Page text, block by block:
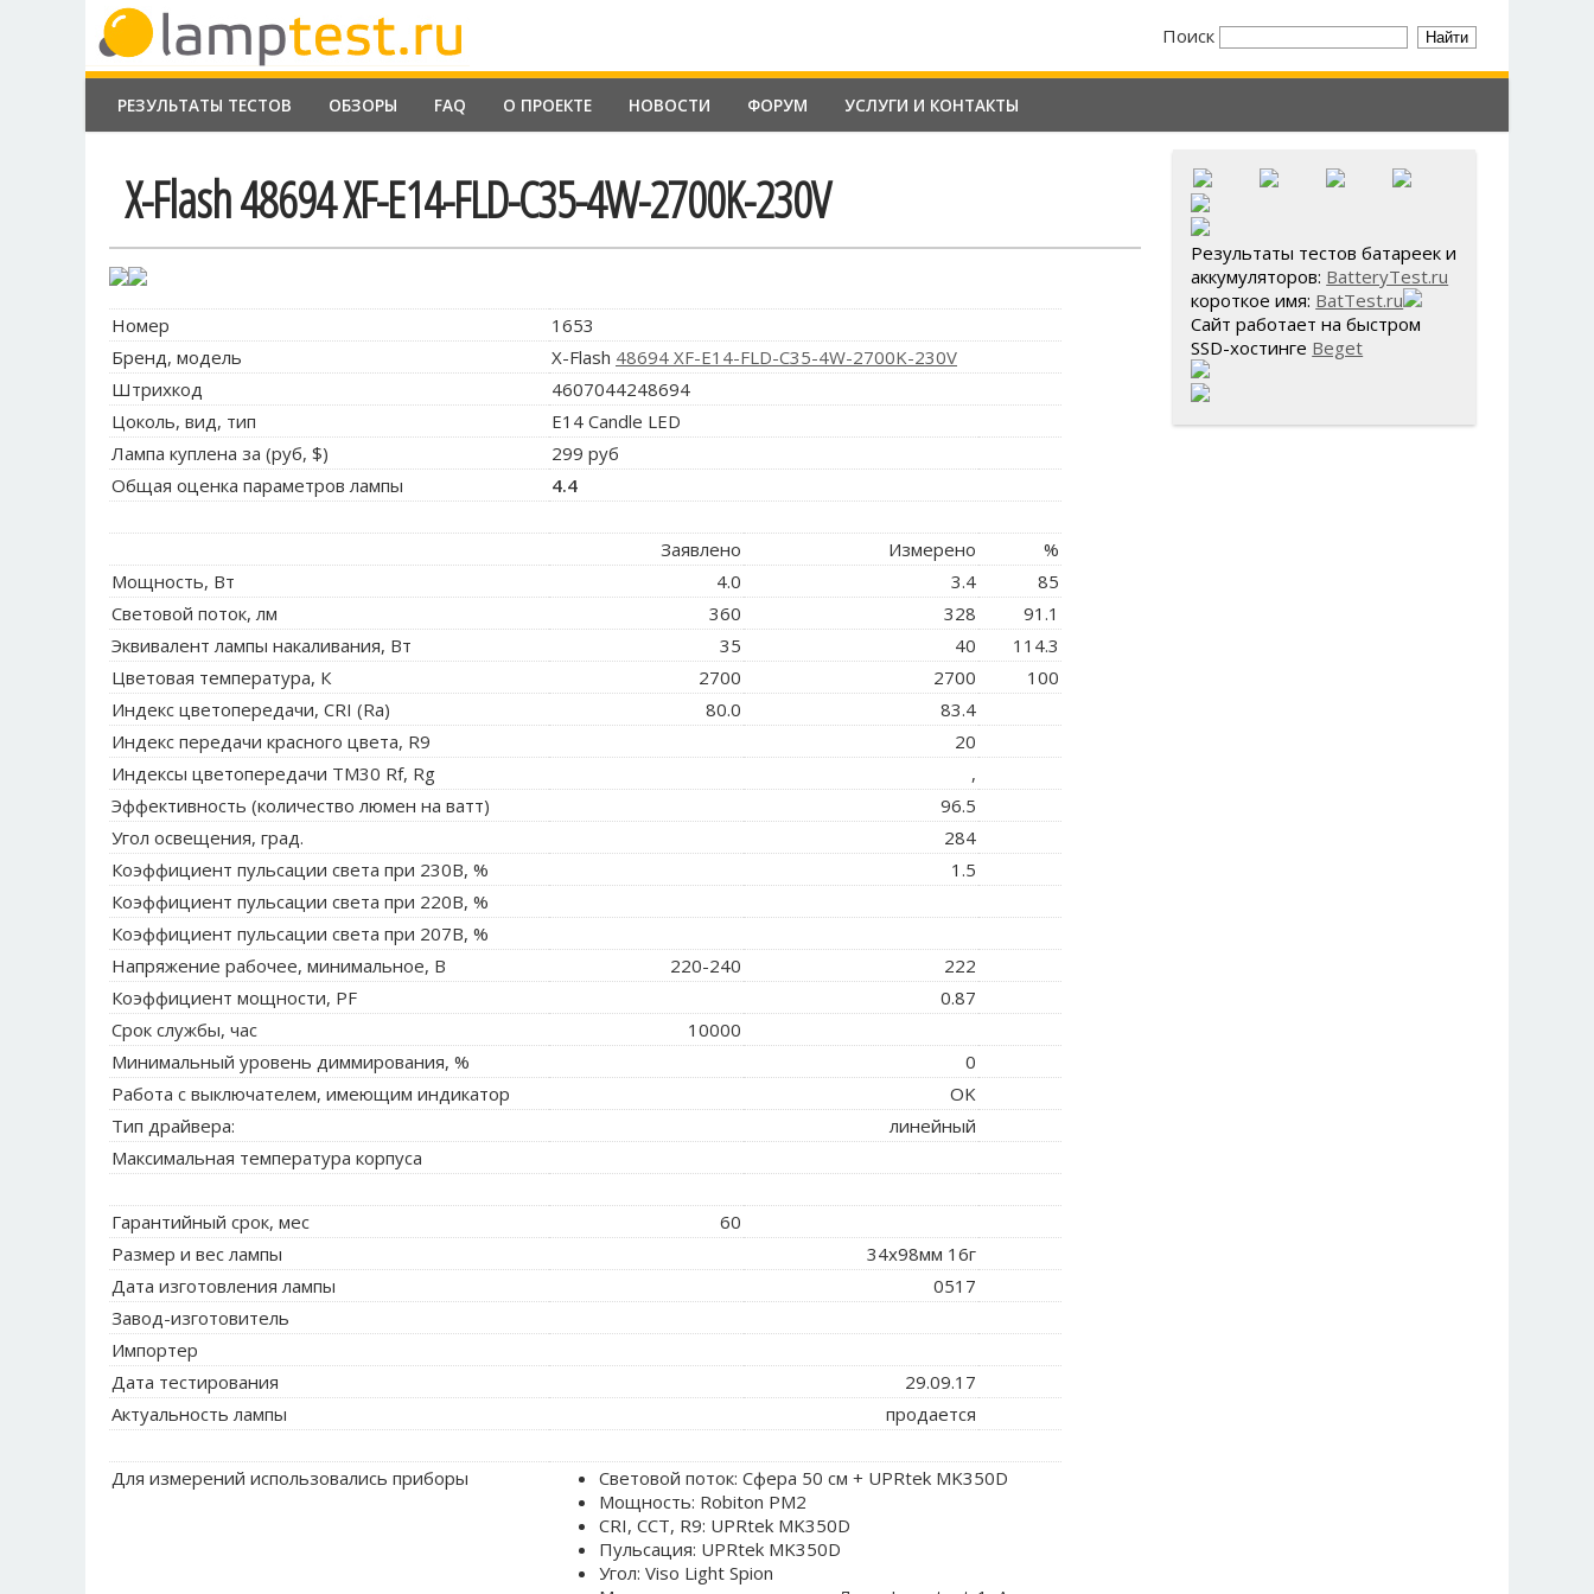
Поиск
РЕЗУЛЬТАТЫ ТЕСТОВ ОБЗОРЫ FAQ О ПРОЕКТЕ НОВОСТИ ФОРУМ УСЛУГИ И КОНТАКТЫ
X-Flash 48694 XF-E14-FLD-C35-4W-2700K-230V
Номер
1653
Бренд, модель
X-Flash 48694 XF-E14-FLD-C35-4W-2700K-230V
Штрихкод
4607044248694
Цоколь, вид, тип
E14 Candle LED
Лампа куплена за (руб, $)
299 руб
Общая оценка параметров лампы
4.4
Заявлено Измерено
%
Мощность, Вт
4.0 3.4
85
Световой поток, лм
360 328
91.1
Эквивалент лампы накаливания, Вт
35 40
114.3
Цветовая температура, К
2700 2700
100
Индекс цветопередачи, CRI (Ra)
80.0
83.4
Индекс передачи красного цвета, R9
20
Индексы цветопередачи TM30 Rf, Rg
,
Эффективность (количество люмен на ватт)
96.5
Угол освещения, град.
284
Коэффициент пульсации света при 230В, %
1.5
Коэффициент пульсации света при 220В, %
Коэффициент пульсации света при 207В, %
Напряжение рабочее, минимальное, В
220-240
222
Коэффициент мощности, PF
0.87
Срок службы, час
10000
Минимальный уровень диммирования, %
0
Работа с выключателем, имеющим индикатор
OK
Тип драйвера:
линейный
Максимальная температура корпуса
Гарантийный срок, мес
60
Размер и вес лампы
34x98мм 16г
Дата изготовления лампы
0517
Завод-изготовитель
Импортер
Дата тестирования
29.09.17
Актуальность лампы
продается
Для измерений использовались приборы
Световой поток: Сфера 50 см + UPRtek MK350D
Мощность: Robiton PM2
CRI, CCT, R9: UPRtek MK350D
Пульсация: UPRtek MK350D
Угол: Viso Light Spion
Результаты тестов батареек и
аккумуляторов: BatteryTest.ru
короткое имя: BatTest.ru
Сайт работает на быстром
SSD-хостинге Beget